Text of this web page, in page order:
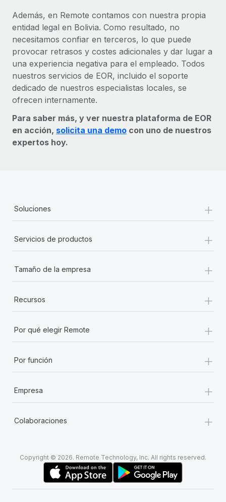
Además, en Remote contamos con nuestra propia
entidad legal en Bolivia. Como resultado, no
necesitamos confiar en terceros, lo que puede
provocar retrasos y costes adicionales y dar lugar a
una experiencia negativa para el empleado. Todos
nuestros servicios de EOR, incluido el soporte
dedicado de nuestros especialistas locales, se
ofrecen internamente.
Para saber más, y ver nuestra plataforma de EOR
en acción, solicita una demo con uno de nuestros
expertos hoy.
Soluciones +
Servicios de productos +
Tamaño de la empresa +
Recursos +
Por qué elegir Remote +
Por función +
Empresa +
Colaboraciones +
Copyright © 2026. Remote Technology, Inc. All rights reserved.